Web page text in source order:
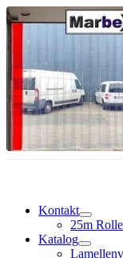
Kontakt
25m
Katalog